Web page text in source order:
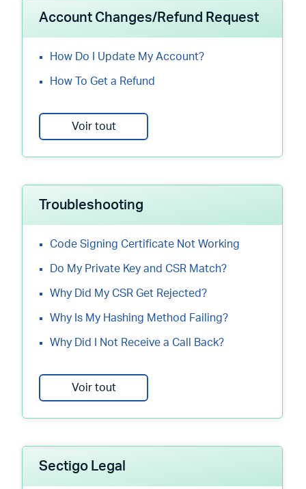
Account Changes/Refund Request
How Do I Update My Account?
How To Get a Refund
Voir tout
Troubleshooting
Code Signing Certificate Not Working
Do My Private Key and CSR Match?
Why Did My CSR Get Rejected?
Why Is My Hashing Method Failing?
Why Did I Not Receive a Call Back?
Voir tout
Sectigo Legal